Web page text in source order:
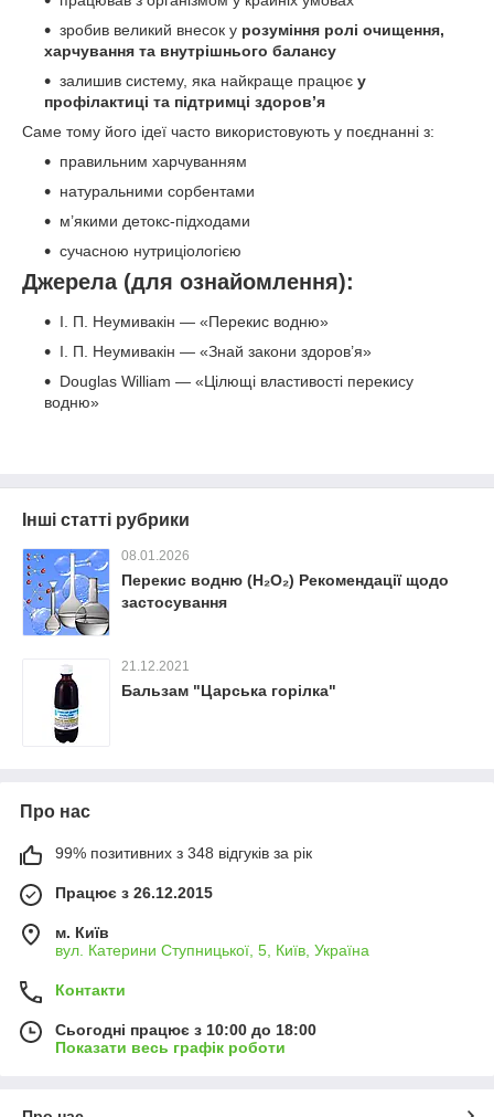
зробив великий внесок у розуміння ролі очищення,
харчування та внутрішнього балансу
залишив систему, яка найкраще працює у
профілактиці та підтримці здоров’я
Саме тому його ідеї часто використовують у поєднанні з:
правильним харчуванням
натуральними сорбентами
м’якими детокс-підходами
сучасною нутриціологією
Джерела (для ознайомлення):
І. П. Неумивакін — «Перекис водню»
І. П. Неумивакін — «Знай закони здоров’я»
Douglas William — «Цілющі властивості перекису
водню»
Інші статті рубрики
08.01.2026
Перекис водню (H₂O₂) Рекомендації щодо
застосування
21.12.2021
Бальзам "Царська горілка"
Про нас
99% позитивних з 348 відгуків за рік
Працює з 26.12.2015
м. Київ
вул. Катерини Ступницької, 5, Київ, Україна
Контакти
Сьогодні працює з 10:00 до 18:00
Показати весь графік роботи